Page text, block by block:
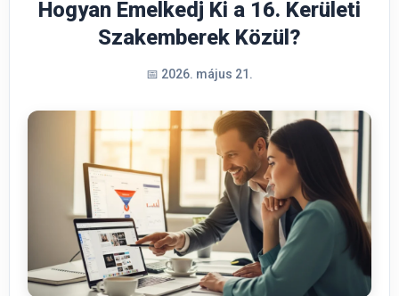
Hogyan Emelkedj Ki a 16. Kerületi
Szakemberek Közül?
📅 2026. május 21.